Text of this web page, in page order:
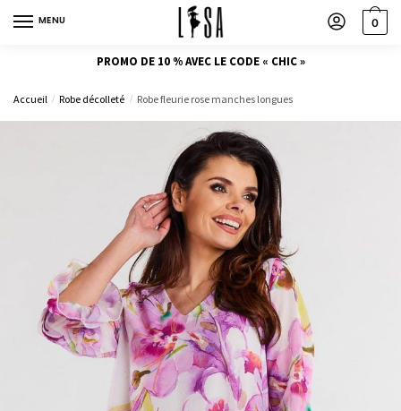
MENU 0
PROMO DE 10 % AVEC LE CODE « CHIC »
Accueil / Robe décolleté / Robe fleurie rose manches longues